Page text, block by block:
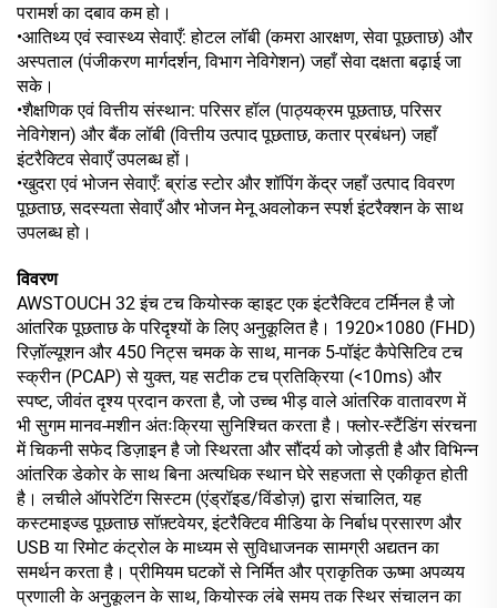
परामर्श का दबाव कम हो।
•आतिथ्य एवं स्वास्थ्य सेवाएँ: होटल लॉबी (कमरा आरक्षण, सेवा पूछताछ) और
अस्पताल (पंजीकरण मार्गदर्शन, विभाग नेविगेशन) जहाँ सेवा दक्षता बढ़ाई जा
सके।
•शैक्षणिक एवं वित्तीय संस्थान: परिसर हॉल (पाठ्यक्रम पूछताछ, परिसर
नेविगेशन) और बैंक लॉबी (वित्तीय उत्पाद पूछताछ, कतार प्रबंधन) जहाँ
इंटरैक्टिव सेवाएँ उपलब्ध हों।
•खुदरा एवं भोजन सेवाएँ: ब्रांड स्टोर और शॉपिंग केंद्र जहाँ उत्पाद विवरण
पूछताछ, सदस्यता सेवाएँ और भोजन मेनू अवलोकन स्पर्श इंटरैक्शन के साथ
उपलब्ध हो।
विवरण
AWSTOUCH 32 इंच टच कियोस्क व्हाइट एक इंटरैक्टिव टर्मिनल है जो
आंतरिक पूछताछ के परिदृश्यों के लिए अनुकूलित है। 1920×1080 (FHD)
रिज़ॉल्यूशन और 450 निट्स चमक के साथ, मानक 5-पॉइंट कैपेसिटिव टच
स्क्रीन (PCAP) से युक्त, यह सटीक टच प्रतिक्रिया (<10ms) और
स्पष्ट, जीवंत दृश्य प्रदान करता है, जो उच्च भीड़ वाले आंतरिक वातावरण में
भी सुगम मानव-मशीन अंतःक्रिया सुनिश्चित करता है। फ्लोर-स्टैंडिंग संरचना
में चिकनी सफेद डिज़ाइन है जो स्थिरता और सौंदर्य को जोड़ती है और विभिन्न
आंतरिक डेकोर के साथ बिना अत्यधिक स्थान घेरे सहजता से एकीकृत होती
है। लचीले ऑपरेटिंग सिस्टम (एंड्रॉइड/विंडोज़) द्वारा संचालित, यह
कस्टमाइज्ड पूछताछ सॉफ़्टवेयर, इंटरैक्टिव मीडिया के निर्बाध प्रसारण और
USB या रिमोट कंट्रोल के माध्यम से सुविधाजनक सामग्री अद्यतन का
समर्थन करता है। प्रीमियम घटकों से निर्मित और प्राकृतिक ऊष्मा अपव्यय
प्रणाली के अनुकूलन के साथ, कियोस्क लंबे समय तक स्थिर संचालन का